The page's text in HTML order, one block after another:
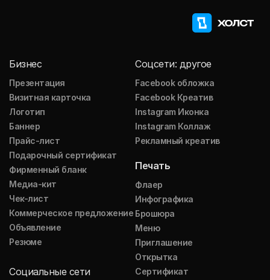
Бизнес
Презентация
Визитная карточка
Логотип
Баннер
Прайс-лист
Подарочный сертификат
Фирменный бланк
Медиа-кит
Чек-лист
Коммерческое предложение
Объявление
Резюме
Социальные сети
Соцсети: другое
Facebook обложка
Facebook Креатив
Instagram Иконка
Instagram Коллаж
Рекламный креатив
Печать
Флаер
Инфографика
Брошюра
Меню
Приглашение
Открытка
Сертификат